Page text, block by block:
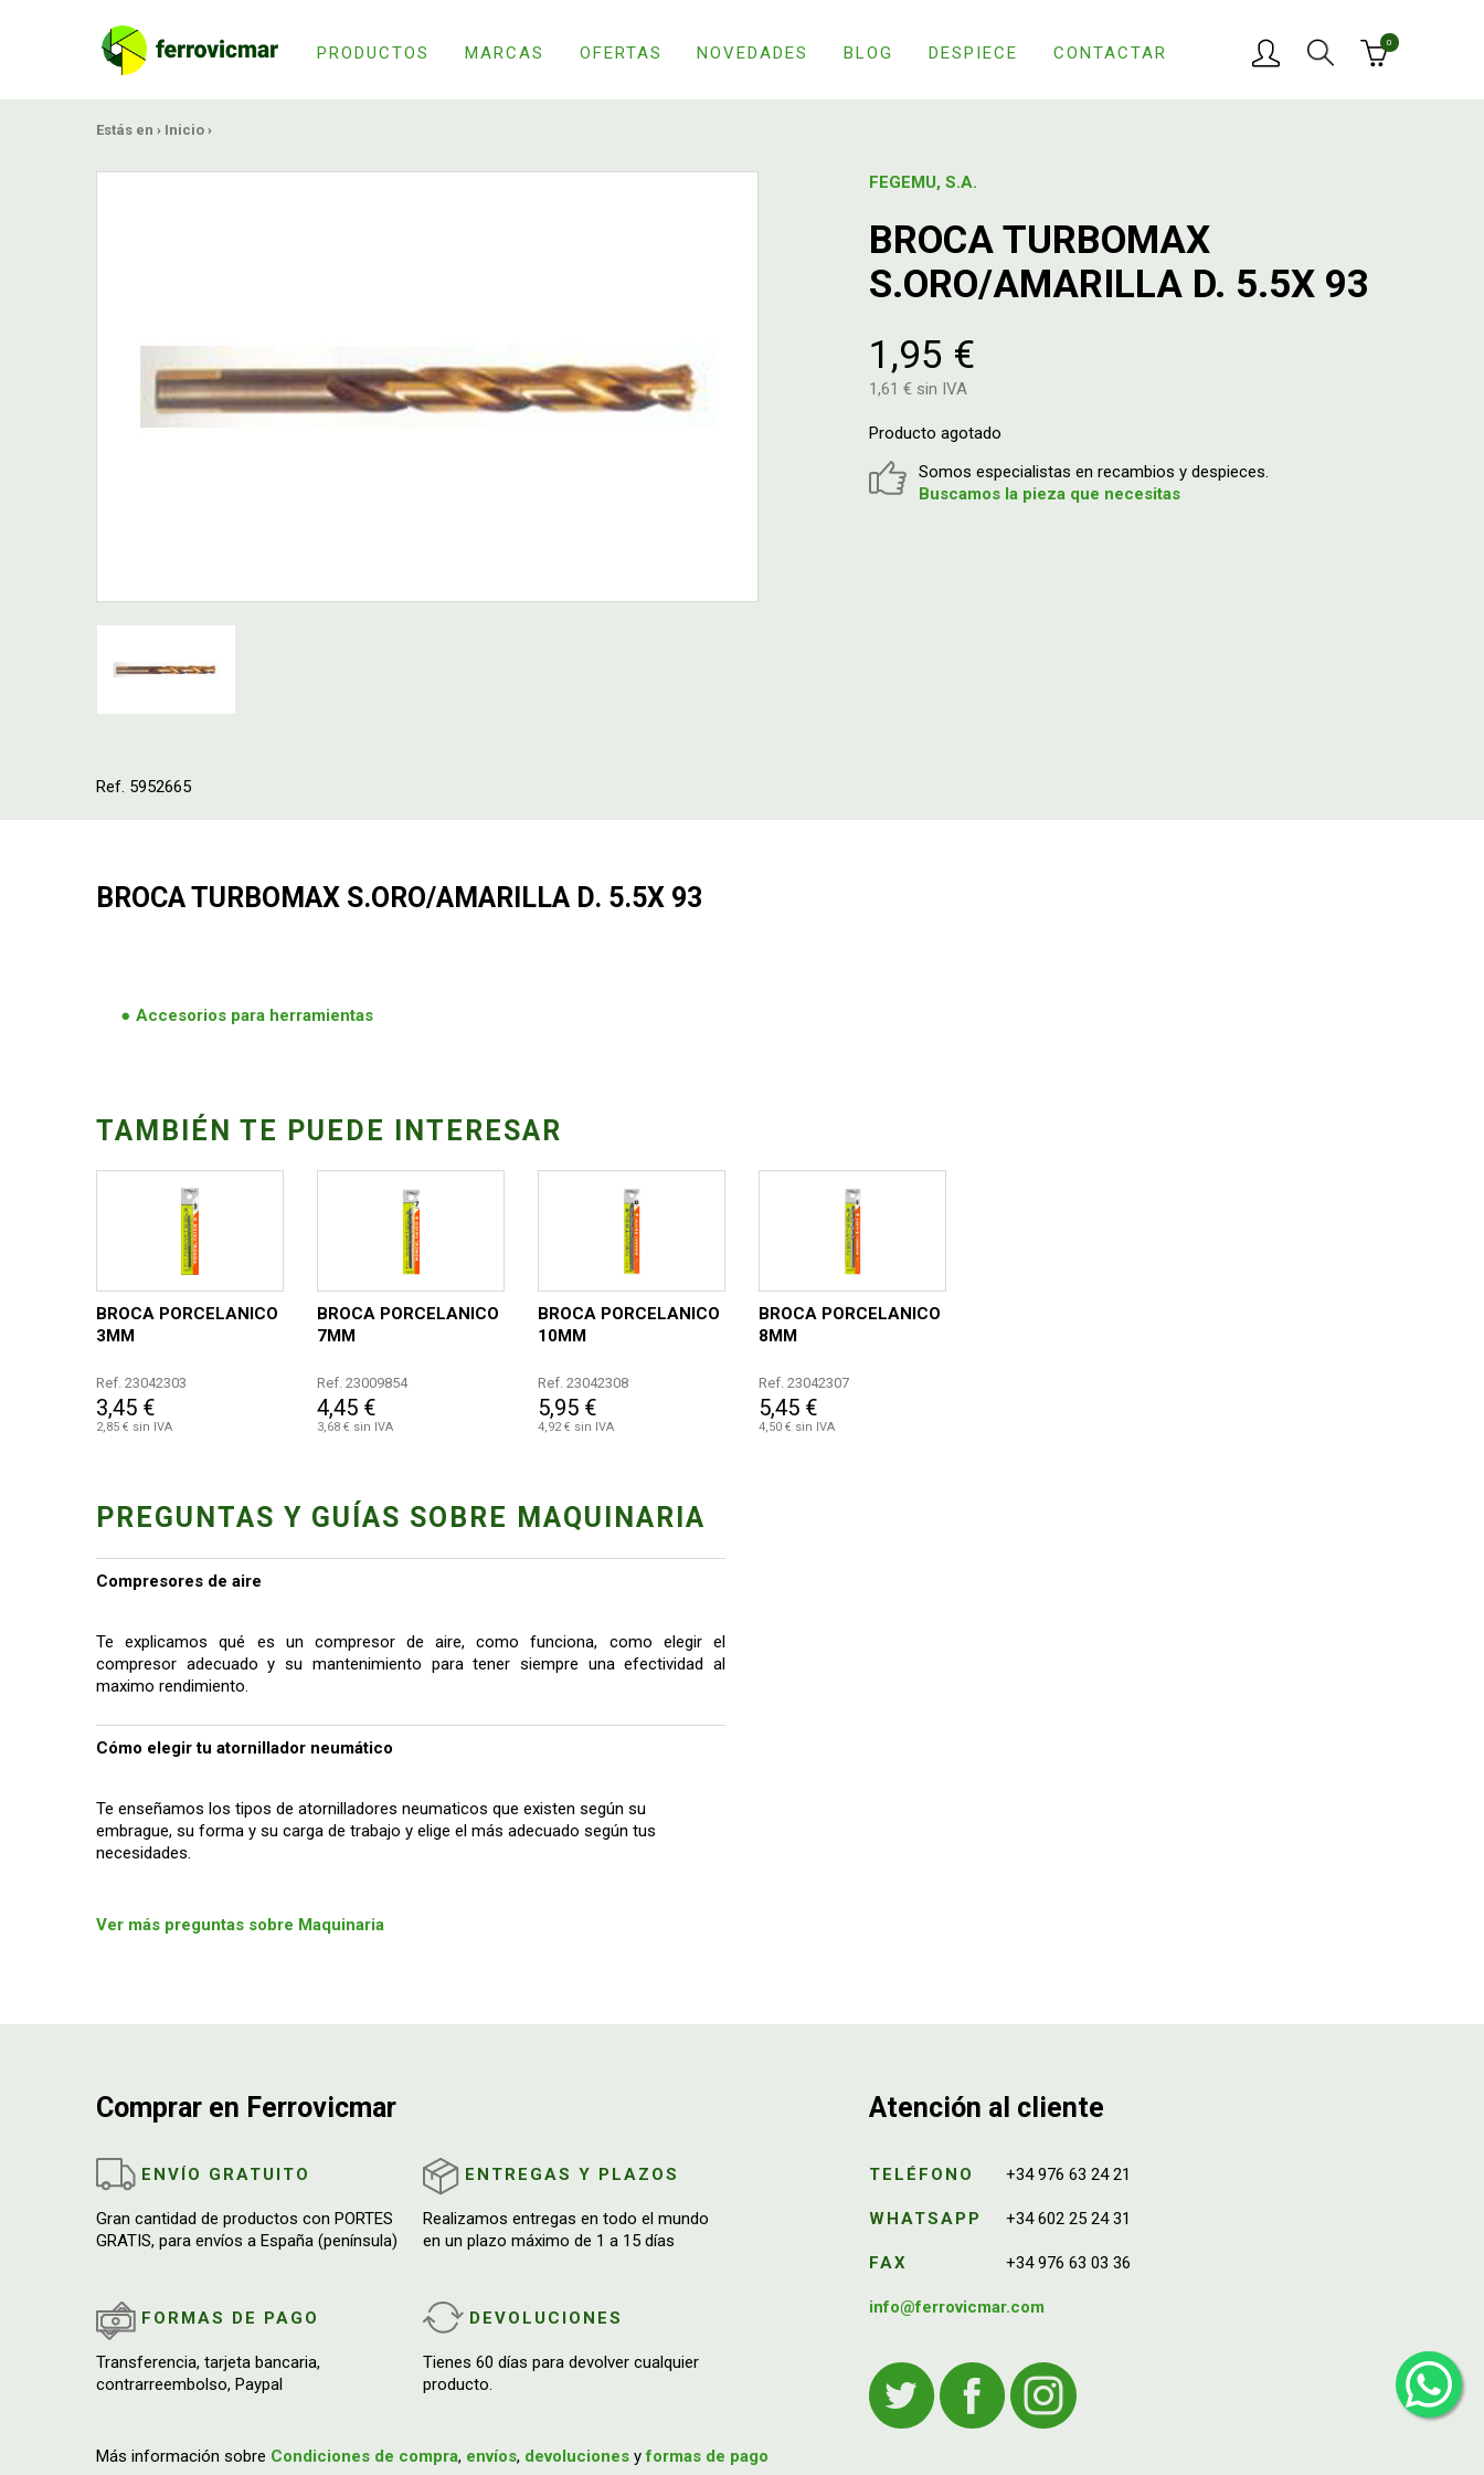
PRODUCTOS MARCAS OFERTAS NOVEDADES BLOG DESPIECE CONTACTAR
0
Estás en › Inicio ›
Ref. 5952665
FEGEMU, S.A.
BROCA TURBOMAX
S.ORO/AMARILLA D. 5.5X 93
1,95 €
1,61 € sin IVA
Producto agotado
Somos especialistas en recambios y despieces.
Buscamos la pieza que necesitas
BROCA TURBOMAX S.ORO/AMARILLA D. 5.5X 93
Accesorios para herramientas
TAMBIÉN TE PUEDE INTERESAR
BROCA PORCELANICO
3MM
Ref. 23042303
3,45 €
2,85 € sin IVA
BROCA PORCELANICO
7MM
Ref. 23009854
4,45 €
3,68 € sin IVA
BROCA PORCELANICO
10MM
Ref. 23042308
5,95 €
4,92 € sin IVA
BROCA PORCELANICO
8MM
Ref. 23042307
5,45 €
4,50 € sin IVA
PREGUNTAS Y GUÍAS SOBRE MAQUINARIA
Compresores de aire
Te explicamos qué es un compresor de aire, como funciona, como elegir el
compresor adecuado y su mantenimiento para tener siempre una efectividad al
maximo rendimiento.
Cómo elegir tu atornillador neumático
Te enseñamos los tipos de atornilladores neumaticos que existen según su
embrague, su forma y su carga de trabajo y elige el más adecuado según tus
necesidades.
Ver más preguntas sobre Maquinaria
Comprar en Ferrovicmar
ENVÍO GRATUITO
Gran cantidad de productos con PORTES
GRATIS, para envíos a España (península)
ENTREGAS Y PLAZOS
Realizamos entregas en todo el mundo
en un plazo máximo de 1 a 15 días
FORMAS DE PAGO
Transferencia, tarjeta bancaria,
contrarreembolso, Paypal
DEVOLUCIONES
Tienes 60 días para devolver cualquier
producto.
Más información sobre Condiciones de compra, envíos, devoluciones yformas de pago
Atención al cliente
TELÉFONO +34 976 63 24 21
WHATSAPP +34 602 25 24 31
FAX +34 976 63 03 36
info@ferrovicmar.com